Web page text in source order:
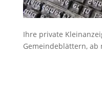
Ihre private
Gemeindeblättern, ab